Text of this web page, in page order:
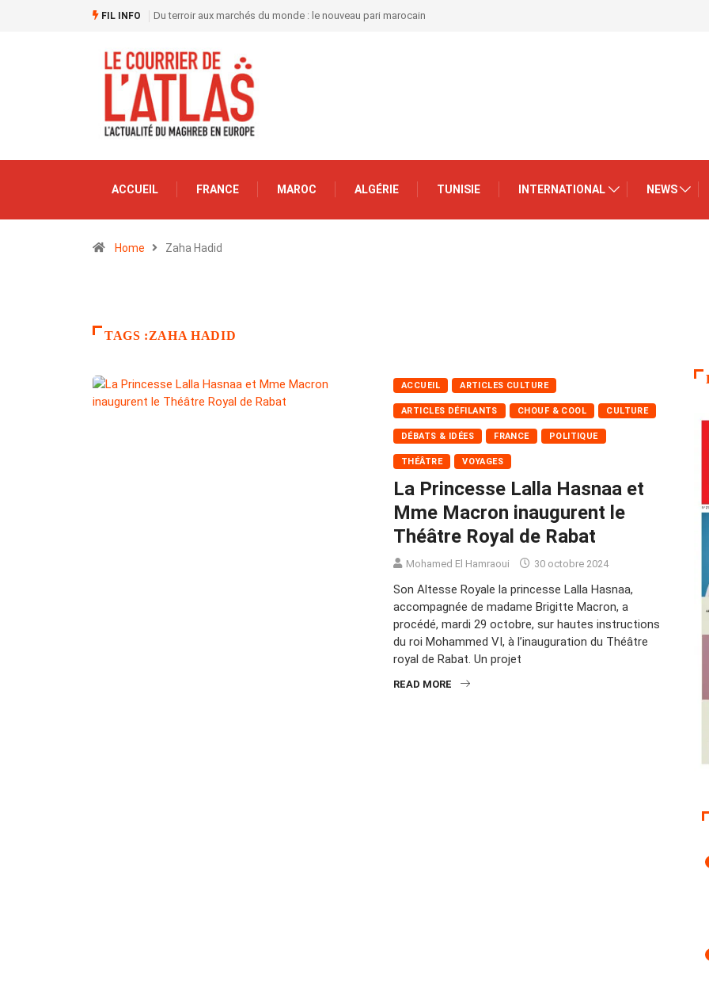
FIL INFO Du terroir aux marchés du monde : le nouveau pari marocain
ACCUEIL FRANCE MAROC ALGÉRIE TUNISIE INTERNATIONAL NEWS
Home Zaha Hadid
TAGS :ZAHA HADID
ACCUEIL ARTICLES CULTURE
ARTICLES DÉFILANTS CHOUF & COOL CULTURE
DÉBATS & IDÉES FRANCE POLITIQUE
THÉÂTRE VOYAGES
La Princesse Lalla Hasnaa et
Mme Macron inaugurent le
Théâtre Royal de Rabat
Mohamed El Hamraoui 30 octobre 2024
Son Altesse Royale la princesse Lalla Hasnaa,
accompagnée de madame Brigitte Macron, a
procédé, mardi 29 octobre, sur hautes instructions
du roi Mohammed VI, à l’inauguration du Théâtre
royal de Rabat. Un projet
READ MORE